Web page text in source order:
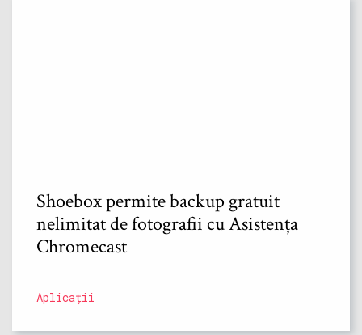
Shoebox permite backup gratuit
nelimitat de fotografii cu Asistența
Chromecast
Aplicații